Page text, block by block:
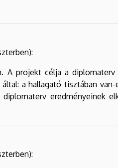
projekt célja a diplomaterv
a hallagató tisztában
eredményeinek